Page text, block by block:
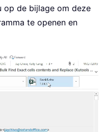
op de bijlage om deze
te openen en